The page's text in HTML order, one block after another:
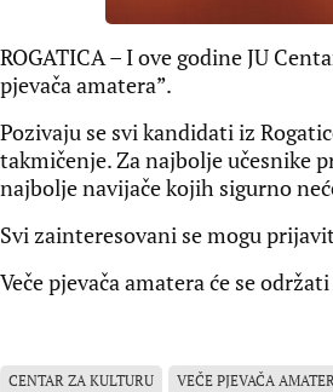
ROGATICA – I ove godine JU
pjevača amatera”.
Pozivaju se svi kandidati iz
takmičenje. Za najbolje učesnike
najbolje navijače kojih sigurno
Svi zainteresovani se mogu
Veče pjevača amatera će se
CENTAR ZA KULTURU VEČE PJEVAČA